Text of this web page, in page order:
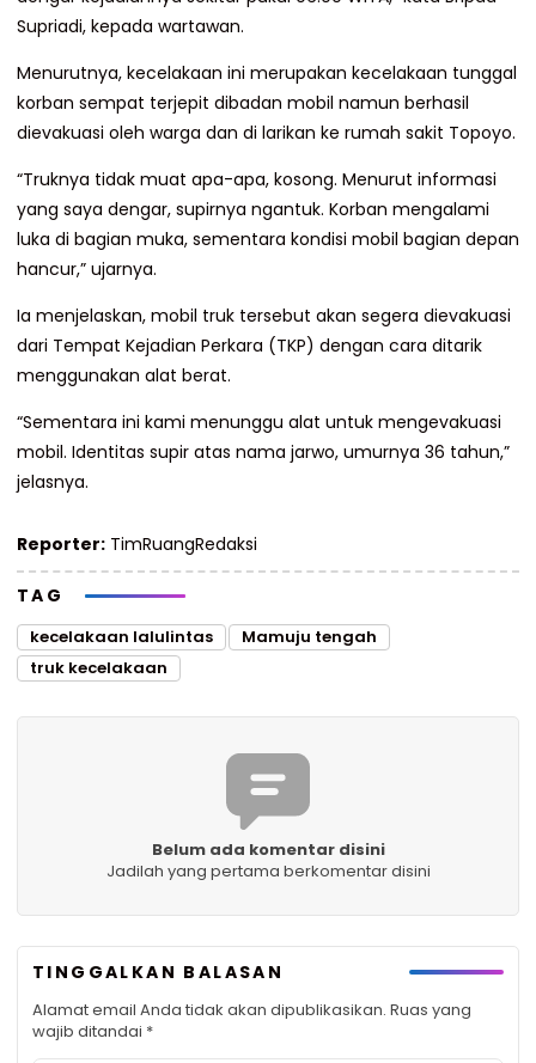
Supriadi, kepada wartawan.
Menurutnya, kecelakaan ini merupakan kecelakaan tunggal
korban sempat terjepit dibadan mobil namun berhasil
dievakuasi oleh warga dan di larikan ke rumah sakit Topoyo.
“Truknya tidak muat apa-apa, kosong. Menurut informasi
yang saya dengar, supirnya ngantuk. Korban mengalami
luka di bagian muka, sementara kondisi mobil bagian depan
hancur,” ujarnya.
Ia menjelaskan, mobil truk tersebut akan segera dievakuasi
dari Tempat Kejadian Perkara (TKP) dengan cara ditarik
menggunakan alat berat.
“Sementara ini kami menunggu alat untuk mengevakuasi
mobil. Identitas supir atas nama jarwo, umurnya 36 tahun,”
jelasnya.
Reporter: TimRuangRedaksi
TAG
kecelakaan lalulintas
Mamuju tengah
truk kecelakaan
Belum ada komentar disini
Jadilah yang pertama berkomentar disini
TINGGALKAN BALASAN
Alamat email Anda tidak akan dipublikasikan. Ruas yang
wajib ditandai *